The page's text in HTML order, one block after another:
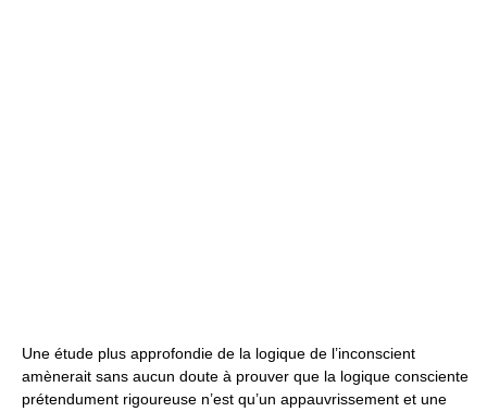
Une étude plus approfondie de la logique de l’inconscient
amènerait sans aucun doute à prouver que la logique consciente
prétendument rigoureuse n’est qu’un appauvrissement et une